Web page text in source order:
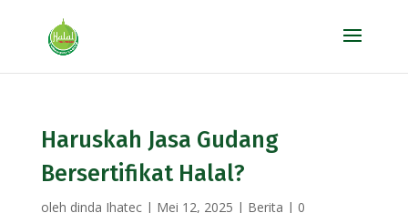
Haruskah Jasa Gudang
Bersertifikat Halal?
oleh dinda Ihatec| Mei 12, 2025 | Berita | 0